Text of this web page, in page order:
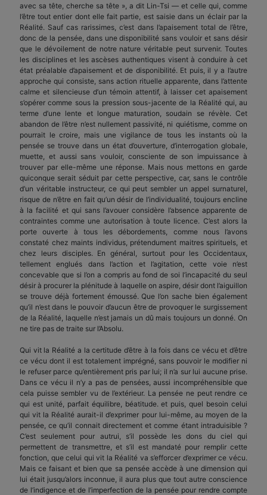
avec sa tête, cherche sa tête », a dit Lin-Tsi — et celle qui, comme
l’être tout entier dont elle fait partie, est saisie dans un éclair par la
Réalité. Sauf cas rarissimes, c’est dans l’apaisement total de l’être,
donc de la pensée, dans une disponibilité sans vouloir et sans désir
que le dévoilement de notre nature véritable peut survenir. Toutes
les disciplines et les ascèses authentiques visent à conduire à cet
état préalable d’apaisement et de disponibilité. Et puis, il y a l’autre
approche qui consiste, sans action rituelle apparente, dans l’attente
calme et silencieuse d’un témoin attentif, à laisser cet apaisement
s’opérer comme sous la pression sous-jacente de la Réalité qui, au
terme d’une lente et longue maturation, soudain se révèle. Cet
abandon de l’être n’est nullement passivité, ni quiétisme, comme on
pourrait le croire, mais une vigilance de tous les instants où la
pensée se trouve dans un état d’ouverture, d’interrogation globale,
muette, et aussi sans vouloir, consciente de son impuissance à
trouver par elle-même une réponse. Mais nous mettons en garde
quiconque serait séduit par cette perspective, car, sans le contrôle
d’un véritable instructeur, ce qui peut sembler un appel surnaturel,
risque de n’être en fait qu’un désir de l’individualité, toujours encline
à la facilité et qui sans l’avouer considère l’absence apparente de
contraintes comme une autorisation à toute licence. C’est alors la
porte ouverte à tous les débordements, comme nous l’avons
constaté chez maints individus, prétendument maitres spirituels, et
chez leurs disciples. En général, surtout pour les Occidentaux,
tellement englués dans l’action et l’agitation, cette voie n’est
concevable que si l’on a compris au fond de soi l’incapacité du seul
désir à procurer la plénitude à laquelle on aspire, désir dont l’aiguillon
se trouve déjà fortement émoussé. Que l’on sache bien également
qu’il n’est dans le pouvoir d’aucun être de provoquer le surgissement
de la Réalité, laquelle n’est jamais un dû mais toujours un donné. On
ne tire pas de traite sur l’Absolu.
Qui vit la Réalité a la certitude d’être à la fois dans ce vécu et d’être
ce vécu dont il est totalement imprégné, sans pouvoir le modifier ni
le refuser parce qu’entièrement pris par lui; il n’a sur lui aucune prise.
Dans ce vécu il n’y a pas de pensées, aussi incompréhensible que
cela puisse sembler vu de l’extérieur. La pensée ne peut rendre ce
qui est unité, parfait équilibre, béatitude. et puis, quel besoin celui
qui vit la Réalité aurait-il d’exprimer pour lui-même, au moyen de la
pensée, ce qu’il connait directement et comme étant intraduisible ?
C’est seulement pour autrui, s’il possède les dons du ciel qui
permettent de transmettre, et s’il est mandaté pour remplir cette
fonction, que celui qui vit la Réalité va s’efforcer d’exprimer ce vécu.
Mais ce faisant et bien que sa pensée accède à une dimension qui
lui était jusqu’alors inconnue, il aura plus que tout autre conscience
de l’indigence et de l’imperfection de la pensée pour rendre compte